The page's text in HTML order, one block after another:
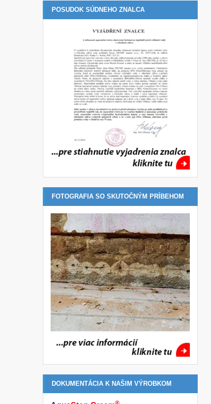
POSUDOK SÚDNEHO ZNALCA
FOTOGRAFIA SO SKUTOČNÝM PRÍBEHOM
DOKUMENTÁCIA K NAŠIM VÝROBKOM